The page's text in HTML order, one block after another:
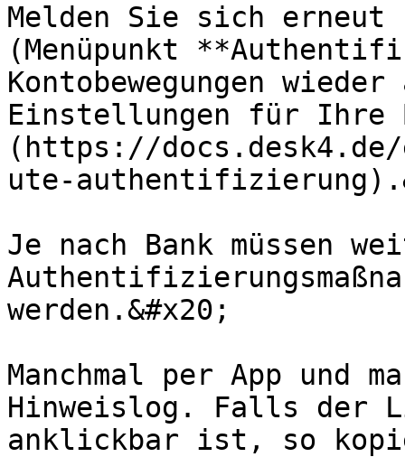
Melden Sie sich
(Menüpunkt
Kontobewegungen
Einstellungen für Ihre
(https://
ute-
Je nach Bank müssen
werden.&#x20;
Manchmal per App und
Hinweislog. Falls der
anklickbar ist, so